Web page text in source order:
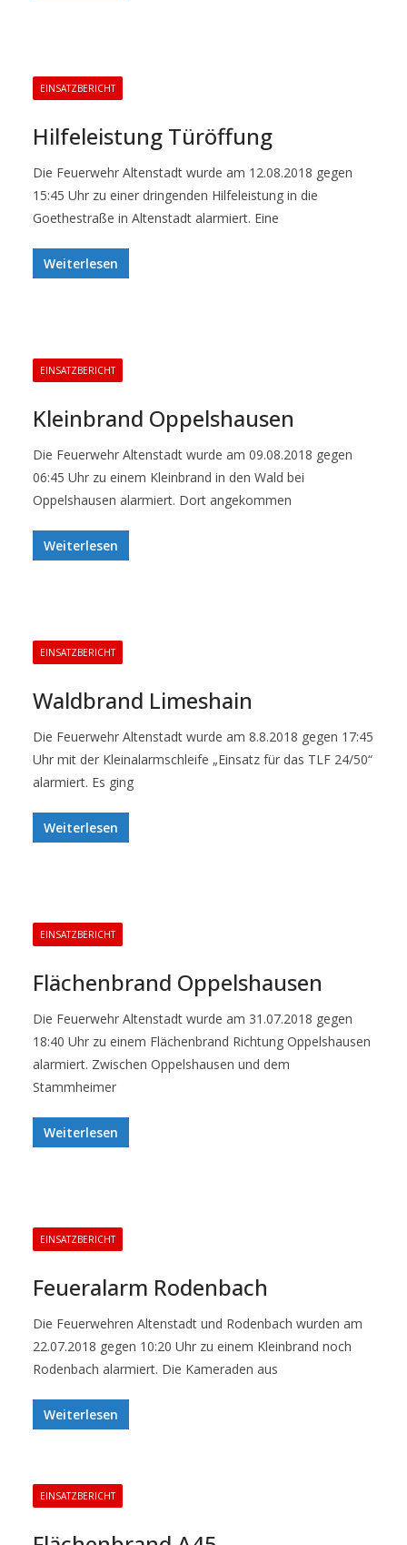
EINSATZBERICHT
Hilfeleistung Türöffung
Die Feuerwehr Altenstadt wurde am 12.08.2018 gegen
15:45 Uhr zu einer dringenden Hilfeleistung in die
Goethestraße in Altenstadt alarmiert. Eine
Weiterlesen
EINSATZBERICHT
Kleinbrand Oppelshausen
Die Feuerwehr Altenstadt wurde am 09.08.2018 gegen
06:45 Uhr zu einem Kleinbrand in den Wald bei
Oppelshausen alarmiert. Dort angekommen
Weiterlesen
EINSATZBERICHT
Waldbrand Limeshain
Die Feuerwehr Altenstadt wurde am 8.8.2018 gegen 17:45
Uhr mit der Kleinalarmschleife „Einsatz für das TLF 24/50“
alarmiert. Es ging
Weiterlesen
EINSATZBERICHT
Flächenbrand Oppelshausen
Die Feuerwehr Altenstadt wurde am 31.07.2018 gegen
18:40 Uhr zu einem Flächenbrand Richtung Oppelshausen
alarmiert. Zwischen Oppelshausen und dem
Stammheimer
Weiterlesen
EINSATZBERICHT
Feueralarm Rodenbach
Die Feuerwehren Altenstadt und Rodenbach wurden am
22.07.2018 gegen 10:20 Uhr zu einem Kleinbrand noch
Rodenbach alarmiert. Die Kameraden aus
Weiterlesen
EINSATZBERICHT